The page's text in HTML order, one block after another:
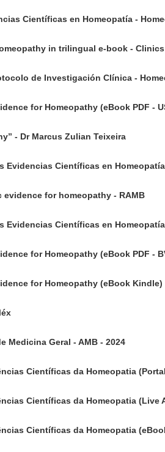
Científicas en Homeopatía -
in trilingual e-book - Clinics
de Investigación Clínica -
for Homeopathy (eBook PDF -
- Dr Marcus Zulian Teixeira
Evidencias Científicas en Homeopatía
for homeopathy - RAMB
Evidencias Científicas en
for Homeopathy (eBook PDF -
for Homeopathy (eBook Kindle)
Medicina Geral - AMB - 2024
Científicas da Homeopatia
Científicas da Homeopatia (Live
Científicas da Homeopatia